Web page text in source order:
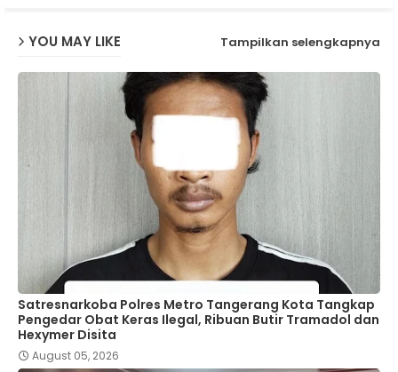
YOU MAY LIKE Tampilkan selengkapnya
Satresnarkoba Polres Metro Tangerang Kota Tangkap
Pengedar Obat Keras Ilegal, Ribuan Butir Tramadol dan
Hexymer Disita
August 05, 2026